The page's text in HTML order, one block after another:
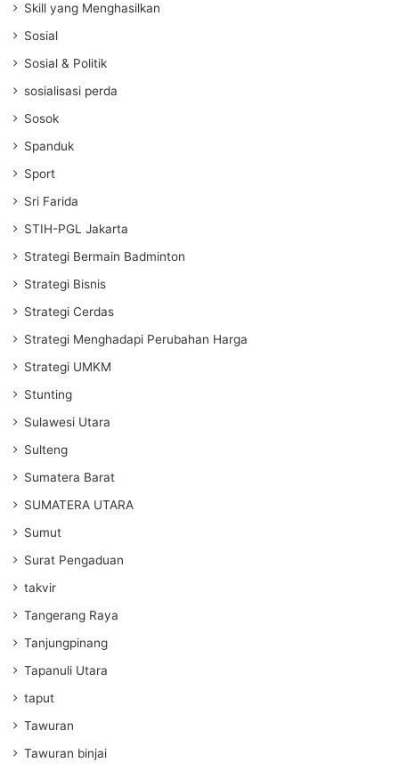
Skill yang Menghasilkan
Sosial
Sosial & Politik
sosialisasi perda
Sosok
Spanduk
Sport
Sri Farida
STIH-PGL Jakarta
Strategi Bermain Badminton
Strategi Bisnis
Strategi Cerdas
Strategi Menghadapi Perubahan Harga
Strategi UMKM
Stunting
Sulawesi Utara
Sulteng
Sumatera Barat
SUMATERA UTARA
Sumut
Surat Pengaduan
takvir
Tangerang Raya
Tanjungpinang
Tapanuli Utara
taput
Tawuran
Tawuran binjai